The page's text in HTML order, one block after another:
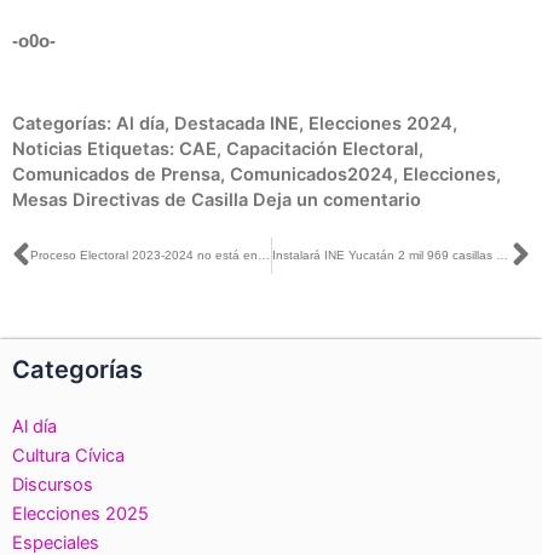
-o0o-
Categorías: Al día, Destacada INE, Elecciones 2024,
Noticias Etiquetas: CAE, Capacitación Electoral,
Comunicados de Prensa, Comunicados2024, Elecciones,
Mesas Directivas de Casilla Deja un comentario
Ant
Categorías
Al día
Cultura Cívica
Discursos
Elecciones 2025
Especiales